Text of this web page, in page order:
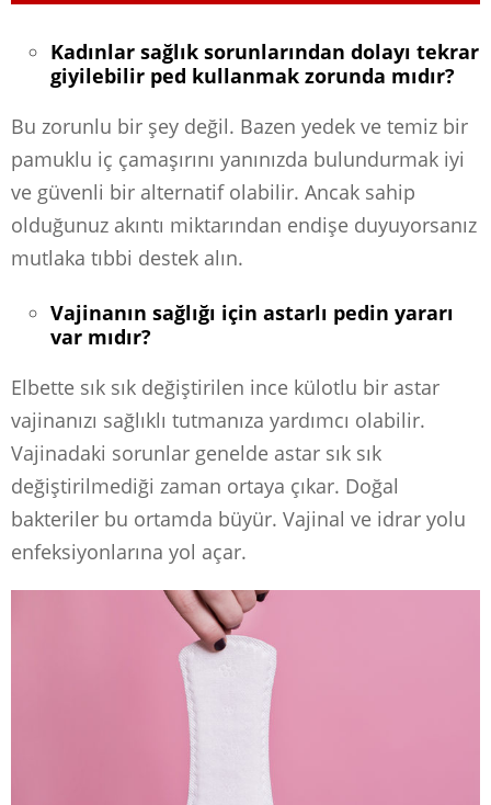
Kadınlar sağlık sorunlarından dolayı tekrar
giyilebilir ped kullanmak zorunda mıdır?
Bu zorunlu bir şey değil. Bazen yedek ve temiz bir
pamuklu iç çamaşırını yanınızda bulundurmak iyi
ve güvenli bir alternatif olabilir. Ancak sahip
olduğunuz akıntı miktarından endişe duyuyorsanız
mutlaka tıbbi destek alın.
Vajinanın sağlığı için astarlı pedin yararı
var mıdır?
Elbette sık sık değiştirilen ince külotlu bir astar
vajinanızı sağlıklı tutmanıza yardımcı olabilir.
Vajinadaki sorunlar genelde astar sık sık
değiştirilmediği zaman ortaya çıkar. Doğal
bakteriler bu ortamda büyür. Vajinal ve idrar yolu
enfeksiyonlarına yol açar.